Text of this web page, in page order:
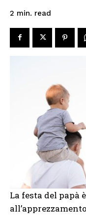
2 min. read
La festa del papà